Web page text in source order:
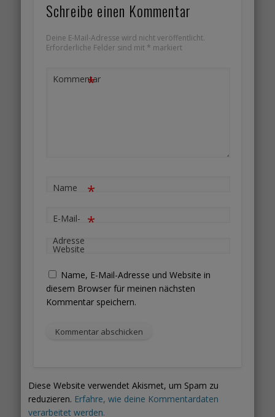
Schreibe einen Kommentar
Deine E-Mail-Adresse wird nicht veröffentlicht.
Erforderliche Felder sind mit * markiert
Kommentar
*
Name *
E-Mail-
Adresse
*
Website
Name, E-Mail-Adresse und Website in
diesem Browser für meinen nächsten
Kommentar speichern.
Diese Website verwendet Akismet, um Spam zu
reduzieren. Erfahre, wie deine Kommentardaten
verarbeitet werden.